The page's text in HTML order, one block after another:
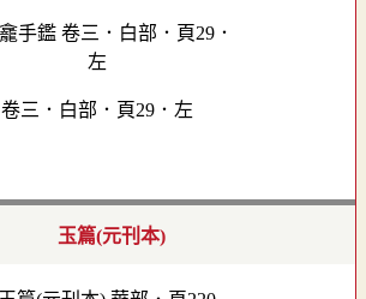
卷三．白部．頁29．左
玉篇(元刊本)